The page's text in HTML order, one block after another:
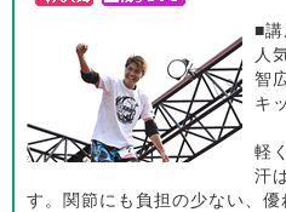
■
人
智
キ
軽
汗
す。関節にも負担の少ない、